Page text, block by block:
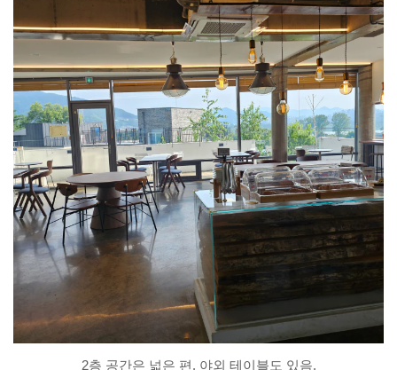
2층 공간은 넓은 편. 야외 테이블도 있음.